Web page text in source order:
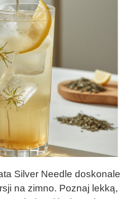
Silver Needle doskonale
na zimno. Poznaj lekką,